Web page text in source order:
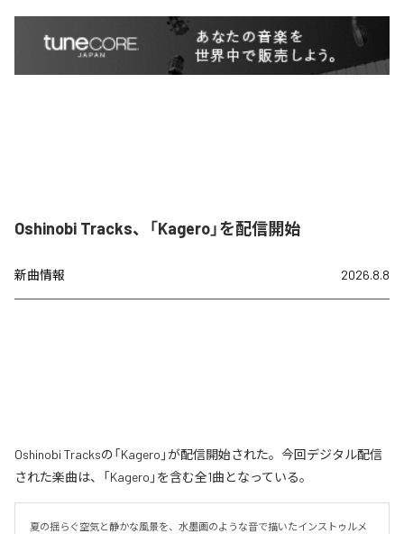
Oshinobi Tracks、「Kagero」を配信開始
新曲情報 2026.8.8
Oshinobi Tracksの「Kagero」が配信開始された。今回デジタル配信
された楽曲は、「Kagero」を含む全1曲となっている。
夏の揺らぐ空気と静かな風景を、水墨画のような音で描いたインストゥルメ